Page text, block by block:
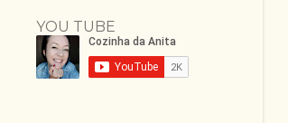
YOU TUBE